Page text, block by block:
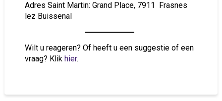
Adres Saint Martin: Grand Place, 7911 Frasnes
lez Buissenal
Wilt u reageren? Of heeft u een suggestie of een
vraag? Klik hier.